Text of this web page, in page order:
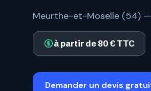
Meurthe-et-Moselle (54)
à partir de 80 € TTC
Demander un devis